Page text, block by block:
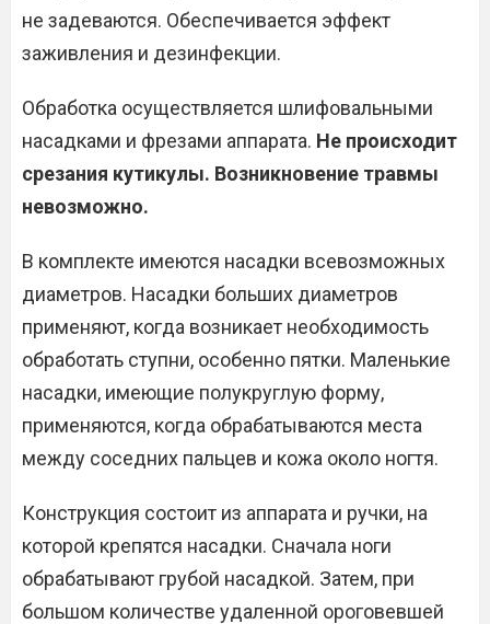
не задеваются. Обеспечивается эффект
заживления и дезинфекции.
Обработка осуществляется шлифовальными
насадками и фрезами аппарата. Не происходит
срезания кутикулы. Возникновение травмы
невозможно.
В комплекте имеются насадки всевозможных
диаметров. Насадки больших диаметров
применяют, когда возникает необходимость
обработать ступни, особенно пятки. Маленькие
насадки, имеющие полукруглую форму,
применяются, когда обрабатываются места
между соседних пальцев и кожа около ногтя.
Конструкция состоит из аппарата и ручки, на
которой крепятся насадки. Сначала ноги
обрабатывают грубой насадкой. Затем, при
большом количестве удаленной ороговевшей